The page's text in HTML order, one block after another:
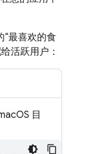
最喜欢的食
活跃用户：
目